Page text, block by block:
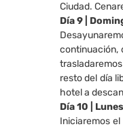
Ciudad.
Día 9 |
continuación,
resto del día
hotel a
Día 10 |
Iniciaremos